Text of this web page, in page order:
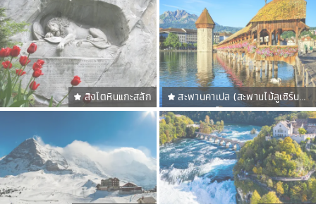
สิงโตหินแกะสลัก
สะพานคาเปล (สะพานไม้ลูเซิร์น
ชาเปล บริดจ์)